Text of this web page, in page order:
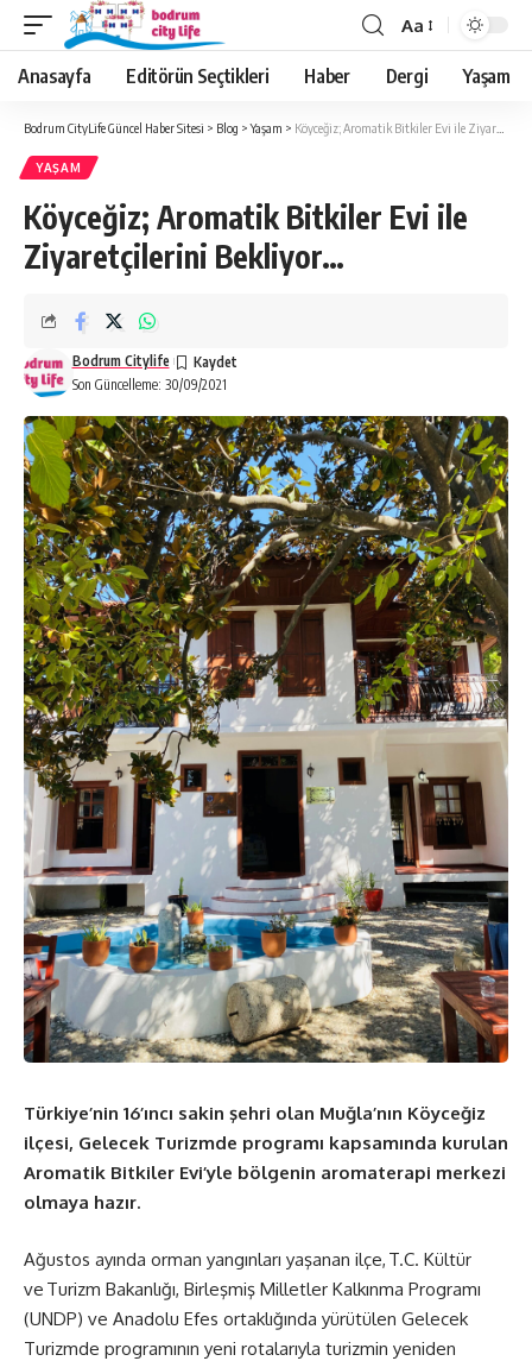
Aa
Anasayfa Editörün Seçtikleri Haber Dergi Yaşam
Bodrum CityLife Güncel Haber Sitesi > Blog >Yaşam > Köyceğiz; Aromatik Bitkiler Evi ile Ziyaretçilerini Bekliyor…
YAŞAM
Köyceğiz; Aromatik Bitkiler Evi ile
Ziyaretçilerini Bekliyor…
Son Güncelleme: 30/09/2021
Bodrum Citylife
Türkiye’nin 16’ıncı sakin şehri olan Muğla’nın Köyceğiz
ilçesi, Gelecek Turizmde programı kapsamında kurulan
Aromatik Bitkiler Evi’yle bölgenin aromaterapi merkezi
olmaya hazır.
Ağustos ayında orman yangınları yaşanan ilçe, T.C. Kültür
ve Turizm Bakanlığı, Birleşmiş Milletler Kalkınma Programı
(UNDP) ve Anadolu Efes ortaklığında yürütülen Gelecek
Turizmde programının yeni rotalarıyla turizmin yeniden